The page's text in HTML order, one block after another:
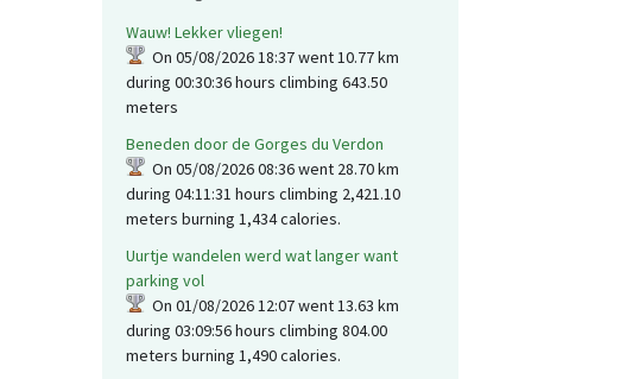
Wauw! Lekker vliegen!
On 05/08/2026 18:37 went 10.77 km
during 00:30:36 hours climbing 643.50
meters
Beneden door de Gorges du Verdon
On 05/08/2026 08:36 went 28.70 km
during 04:11:31 hours climbing 2,421.10
meters burning 1,434 calories.
Uurtje wandelen werd wat langer want
parking vol
On 01/08/2026 12:07 went 13.63 km
during 03:09:56 hours climbing 804.00
meters burning 1,490 calories.